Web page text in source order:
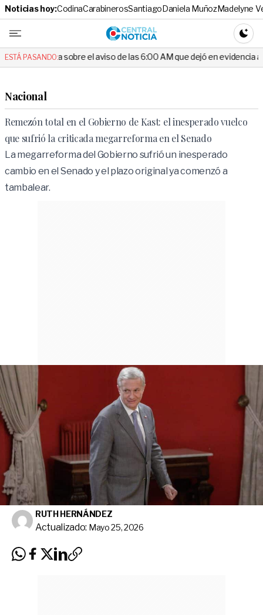
Noticias hoy:CodinaCarabinerosSantiagoDaniela MuñozMadelyne
Central
ESTÁ PASANDO:
el aviso de las 6:00 AM que dejó en evidencia al Delegado
Nacional
Remezón total en el Gobierno de Kast: el inesperado vuelco
que sufrió la criticada megarreforma en el Senado
La megarreforma del Gobierno sufrió un inesperado
cambio en el Senado y el plazo original ya comenzó a
tambalear.
RUTH HERNÁNDEZ
Actualizado: Mayo 25, 2026